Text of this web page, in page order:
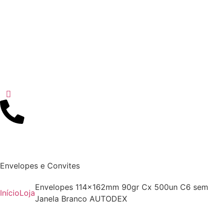
Envelopes e Convites
InícioLoja
Envelopes 114x162mm 90gr Cx 500un C6 sem
Janela Branco AUTODEX